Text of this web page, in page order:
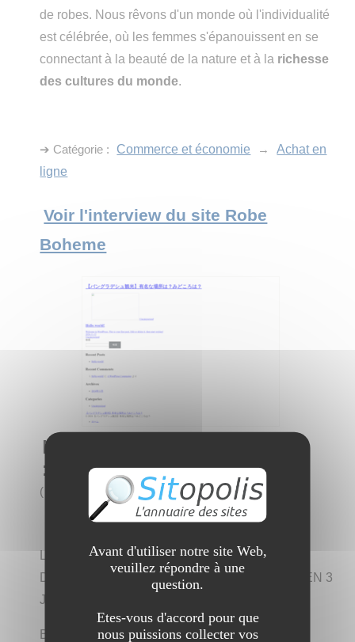
de robes. Nous rêvons d'un monde où l'individualité
est célébrée, où les femmes s'épanouissent en se
connectant à la beauté de la nature et à la richesse
des cultures du monde.
➔ Catégorie : Commerce et économie →
Achat en
ligne
Voir l'interview du site Robe
Boheme
Marabout africain Tel/whatsapp
:+22966471096
(
LE MEILLEUR MARABOUT DE RETOUR
D’AMOUR, RETOUR D’AFFECTION RAPIDE EN 3
JOURS
BABA TOGBOE TRES PUISSANT ET
Avant d'utiliser notre site Web,
veuillez répondre à une
question.
Etes-vous d'accord pour que
nous puissions collecter vos